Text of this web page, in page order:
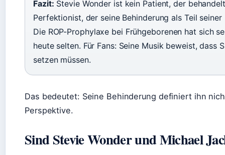
Fazit: Stevie Wonder ist kein Patient, der
Perfektionist, der seine Behinderung als Teil
Die ROP-Prophylaxe bei Frühgeborenen hat sich
heute selten. Für Fans: Seine Musik beweist, dass
setzen müssen.
Das bedeutet: Seine Behinderung definiert ihn
Perspektive.
Sind Stevie Wonder und Michael